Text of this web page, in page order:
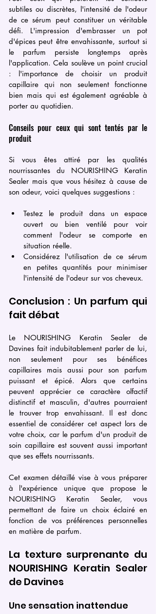
subtiles ou discrètes, l'intensité de l'odeur
de ce sérum peut constituer un véritable
défi. L'impression d'embrasser un pot
d'épices peut être envahissante, surtout si
le parfum persiste longtemps après
l'application. Cela soulève un point crucial
: l'importance de choisir un produit
capillaire qui non seulement fonctionne
bien mais qui est également agréable à
porter au quotidien.
Conseils pour ceux qui sont tentés par le
produit
Si vous êtes attiré par les qualités
nourrissantes du NOURISHING Keratin
Sealer mais que vous hésitez à cause de
son odeur, voici quelques suggestions :
Testez le produit dans un espace
ouvert ou bien ventilé pour voir
comment l'odeur se comporte en
situation réelle.
Considérez l'utilisation de ce sérum
en petites quantités pour minimiser
l'intensité de l'odeur sur vos cheveux.
Conclusion : Un parfum qui
fait débat
Le NOURISHING Keratin Sealer de
Davines fait indubitablement parler de lui,
non seulement pour ses bénéfices
capillaires mais aussi pour son parfum
puissant et épicé. Alors que certains
peuvent apprécier ce caractère olfactif
distinctif et masculin, d'autres pourraient
le trouver trop envahissant. Il est donc
essentiel de considérer cet aspect lors de
votre choix, car le parfum d'un produit de
soin capillaire est souvent aussi important
que ses effets nourrissants.
Cet examen détaillé vise à vous préparer
à l'expérience unique que propose le
NOURISHING Keratin Sealer, vous
permettant de faire un choix éclairé en
fonction de vos préférences personnelles
en matière de parfum.
La texture surprenante du
NOURISHING Keratin Sealer
de Davines
Une sensation inattendue